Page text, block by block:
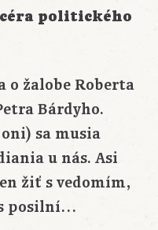
politického
o žalobe Roberta
Bárdyho.
sa musia
u nás. Asi
žiť s vedomím,
posilní…